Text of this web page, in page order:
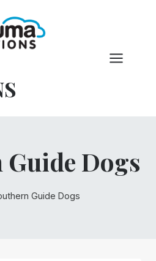
Dogs
Guide Dogs